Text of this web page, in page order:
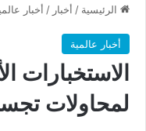
الرئيسية / أخبار / أخبار
أخبار عالمية
الاستخبارات
لمحاولات